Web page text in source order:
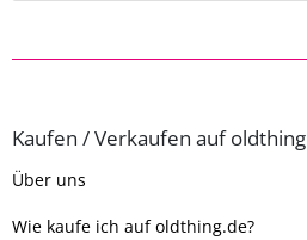
Kaufen / Verkaufen auf oldthing
Über uns
Wie kaufe ich auf oldthing.de?